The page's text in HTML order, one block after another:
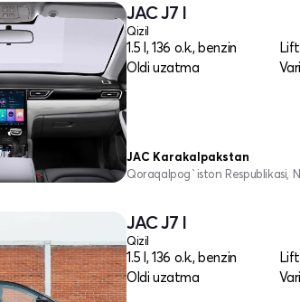
JAC J7 I
Qizil
1.5 l, 136 o.k., benzin
Oldi uzatma
JAC Karakalpakstan
Qoraqalpog`iston Respublikasi,
JAC J7 I
Qizil
1.5 l, 136 o.k., benzin
Oldi uzatma